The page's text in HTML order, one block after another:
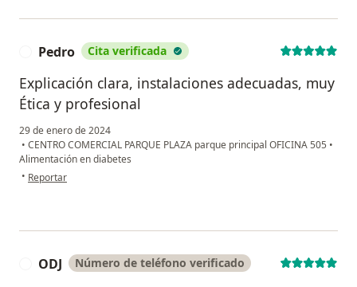
Pedro Cita verificada
Explicación clara, instalaciones adecuadas, muy
Ética y profesional
29 de enero de 2024
• CENTRO COMERCIAL PARQUE PLAZA parque principal OFICINA 505 •
Alimentación en diabetes
• en opinión del usuario Pedro
Reportar
ODJ Número de teléfono verificado